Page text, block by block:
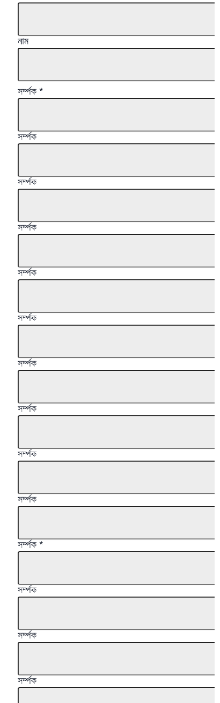
নাম
সর্ম্পক *
সর্ম্পক
সর্ম্পক
সর্ম্পক
সর্ম্পক
সর্ম্পক
সর্ম্পক
সর্ম্পক
সর্ম্পক
সর্ম্পক
সর্ম্পক *
সর্ম্পক
সর্ম্পক
সর্ম্পক